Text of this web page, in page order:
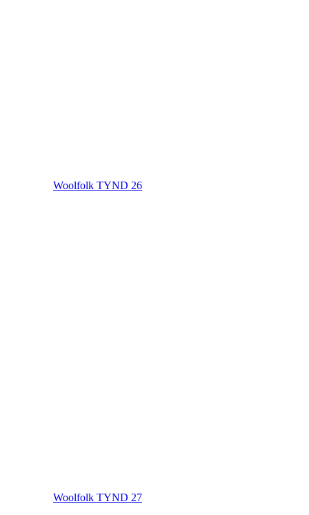
Woolfolk TYND 26
Woolfolk TYND 27